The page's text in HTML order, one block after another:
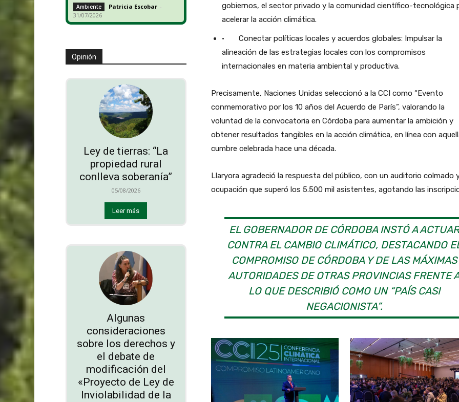
Ambiente Patricia Escobar -
31/07/2026
Opinión
Ley de tierras: “La
propiedad rural
conlleva soberanía”
05/08/2026
Leer más
Algunas
consideraciones
sobre los derechos y
el debate de
modificación del
«Proyecto de Ley de
Inviolabilidad de la
gobiernos, el sector privado y la comunidad científico-tecnológica
acelerar la acción climática.
· Conectar políticas locales y acuerdos globales: Impulsar la
alineación de las estrategias locales con los compromisos
internacionales en materia ambiental y productiva.
Precisamente, Naciones Unidas seleccionó a la CCI como “Evento
conmemorativo por los 10 años del Acuerdo de París”, valorando la
voluntad de la convocatoria en Córdoba para aumentar la ambición y
obtener resultados tangibles en la acción climática, en línea con
cumbre celebrada hace una década.
Llaryora agradeció la respuesta del público, con un auditorio colmado
ocupación que superó los 5.500 mil asistentes, agotando las
EL GOBERNADOR DE CÓRDOBA INSTÓ A ACTUAR
CONTRA EL CAMBIO CLIMÁTICO, DESTACANDO
COMPROMISO DE CÓRDOBA Y DE LAS MÁXIMAS
AUTORIDADES DE OTRAS PROVINCIAS FRENTE
LO QUE DESCRIBIÓ COMO UN “PAÍS CASI
NEGACIONISTA”.